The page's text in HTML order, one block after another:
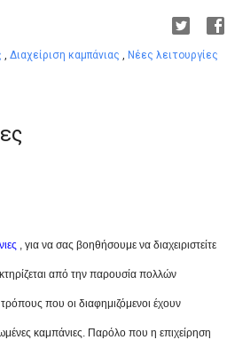
, Διαχείριση καμπάνιας , Νέες λειτουργίες
, για να σας βοηθήσουμε να διαχειριστείτε
από την παρουσία πολλών
που οι διαφημιζόμενοι έχουν
καμπάνιες. Παρόλο που η επιχείρηση